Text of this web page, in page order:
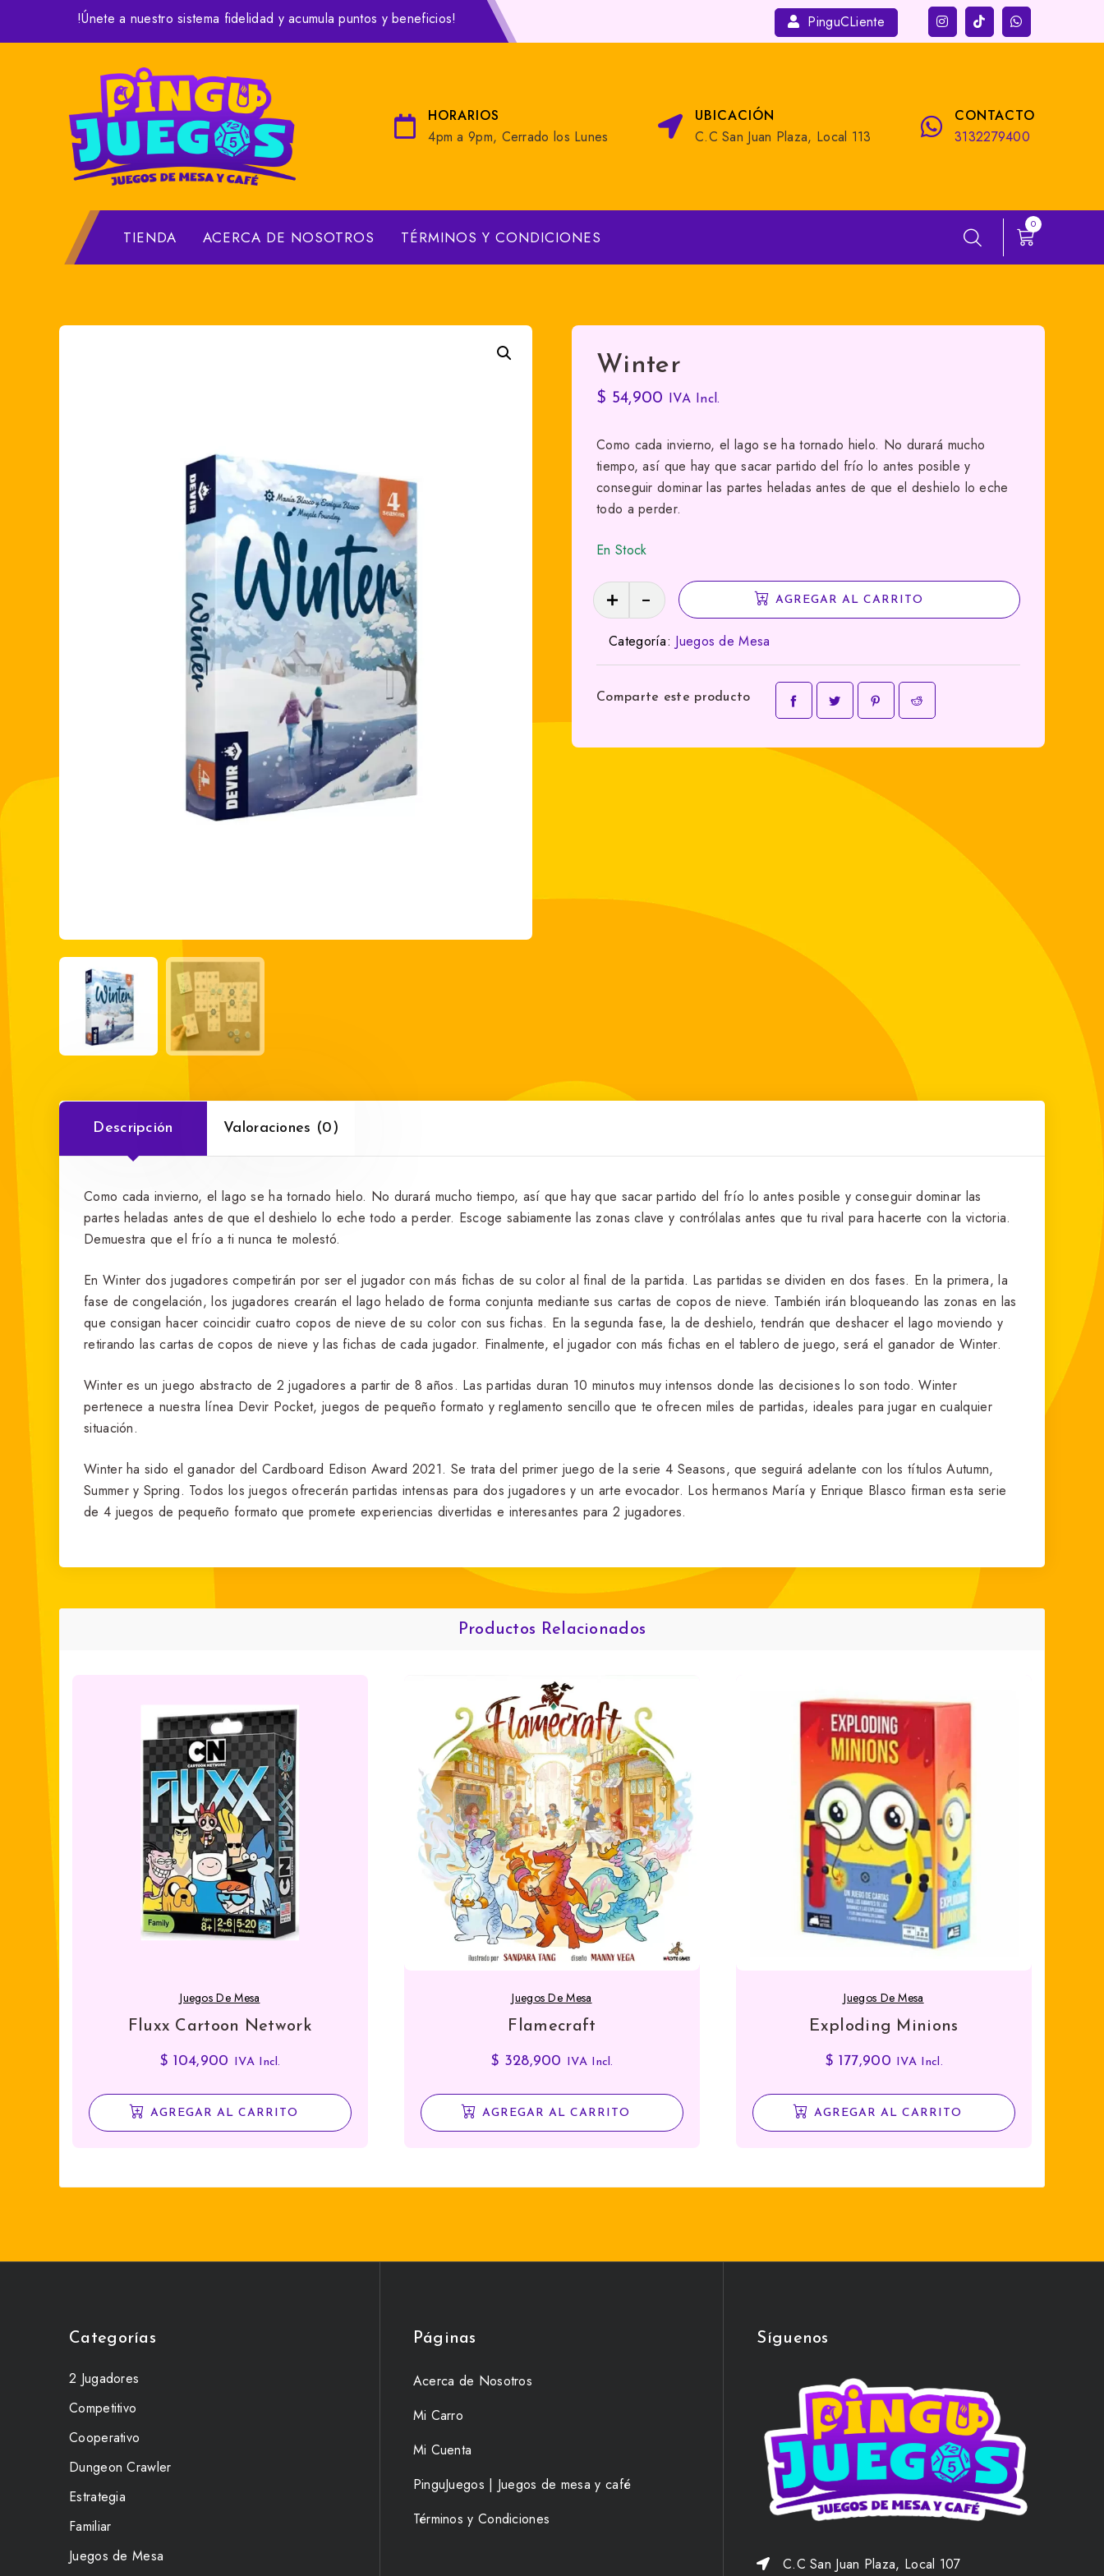
!Únete a nuestro sistema fidelidad y acumula puntos y beneficios! PinguCLiente
HORARIOS
4pm a 9pm, Cerrado los Lunes
UBICACIÓN
C.C San Juan Plaza, Local 113
CONTACTO
3132279400
TIENDA ACERCA DE NOSOTROS TÉRMINOS Y CONDICIONES
0
Winter
$ 54,900 IVA Incl.
Como cada invierno, el lago se ha tornado hielo. No durará mucho
tiempo, así que hay que sacar partido del frío lo antes posible y
conseguir dominar las partes heladas antes de que el deshielo lo eche
todo a perder.
En Stock
Winter
cantidad
AGREGAR AL CARRITO
Categoría: Juegos de Mesa
Comparte este producto
Descripción Valoraciones (0)
Como cada invierno, el lago se ha tornado hielo. No durará mucho tiempo, así que hay que sacar partido del frío lo antes posible y conseguir dominar las
partes heladas antes de que el deshielo lo eche todo a perder. Escoge sabiamente las zonas clave y contrólalas antes que tu rival para hacerte con la victoria.
Demuestra que el frío a ti nunca te molestó.
En Winter dos jugadores competirán por ser el jugador con más fichas de su color al final de la partida. Las partidas se dividen en dos fases. En la primera, la
fase de congelación, los jugadores crearán el lago helado de forma conjunta mediante sus cartas de copos de nieve. También irán bloqueando las zonas en las
que consigan hacer coincidir cuatro copos de nieve de su color con sus fichas. En la segunda fase, la de deshielo, tendrán que deshacer el lago moviendo y
retirando las cartas de copos de nieve y las fichas de cada jugador. Finalmente, el jugador con más fichas en el tablero de juego, será el ganador de Winter.
Winter es un juego abstracto de 2 jugadores a partir de 8 años. Las partidas duran 10 minutos muy intensos donde las decisiones lo son todo. Winter
pertenece a nuestra línea Devir Pocket, juegos de pequeño formato y reglamento sencillo que te ofrecen miles de partidas, ideales para jugar en cualquier
situación.
Winter ha sido el ganador del Cardboard Edison Award 2021. Se trata del primer juego de la serie 4 Seasons, que seguirá adelante con los títulos Autumn,
Summer y Spring. Todos los juegos ofrecerán partidas intensas para dos jugadores y un arte evocador. Los hermanos María y Enrique Blasco firman esta serie
de 4 juegos de pequeño formato que promete experiencias divertidas e interesantes para 2 jugadores.
Productos Relacionados
Juegos De Mesa
Fluxx Cartoon Network
$ 104,900 IVA Incl.
AGREGAR AL CARRITO
Juegos De Mesa
Flamecraft
$ 328,900 IVA Incl.
AGREGAR AL CARRITO
Juegos De Mesa
Exploding Minions
$ 177,900 IVA Incl.
AGREGAR AL CARRITO
Categorías
2 Jugadores
Competitivo
Cooperativo
Dungeon Crawler
Estrategia
Familiar
Juegos de Mesa
Páginas
Acerca de Nosotros
Mi Carro
Mi Cuenta
PinguJuegos | Juegos de mesa y café
Términos y Condiciones
Síguenos
C.C San Juan Plaza, Local 107